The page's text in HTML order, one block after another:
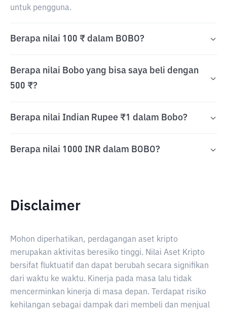
untuk pengguna.
Berapa nilai 100 ₹ dalam BOBO?
Berapa nilai Bobo yang bisa saya beli dengan
500 ₹?
Berapa nilai Indian Rupee ₹1 dalam Bobo?
Berapa nilai 1000 INR dalam BOBO?
Disclaimer
Mohon diperhatikan, perdagangan aset kripto
merupakan aktivitas beresiko tinggi. Nilai Aset Kripto
bersifat fluktuatif dan dapat berubah secara signifikan
dari waktu ke waktu. Kinerja pada masa lalu tidak
mencerminkan kinerja di masa depan. Terdapat risiko
kehilangan sebagai dampak dari membeli dan menjual